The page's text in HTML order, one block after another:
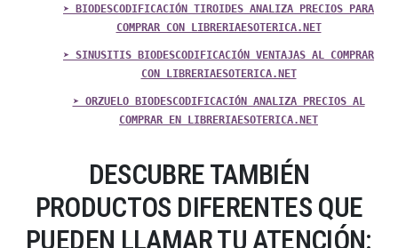
➤ BIODESCODIFICACIÓN TIROIDES ANALIZA PRECIOS PARA
COMPRAR CON LIBRERIAESOTERICA.NET
➤ SINUSITIS BIODESCODIFICACIÓN VENTAJAS AL COMPRAR
CON LIBRERIAESOTERICA.NET
➤ ORZUELO BIODESCODIFICACIÓN ANALIZA PRECIOS AL
COMPRAR EN LIBRERIAESOTERICA.NET
DESCUBRE TAMBIÉN
PRODUCTOS DIFERENTES QUE
PUEDEN LLAMAR TU ATENCIÓN: